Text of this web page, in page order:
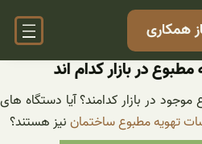
همکاری
در بازار کدام اند
در بازار کدامند؟ آیا دستگاه های
تهویه مطبوع ساختماننیز هستند؟